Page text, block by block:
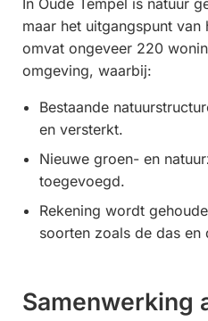
In Oude Tempel is natuur
maar het uitgangspunt
omvat ongeveer 220
omgeving, waarbij:
Bestaande
en versterkt.
Nieuwe groen- en
toegevoegd.
Rekening wordt
soorten zoals de das
Samenwerking